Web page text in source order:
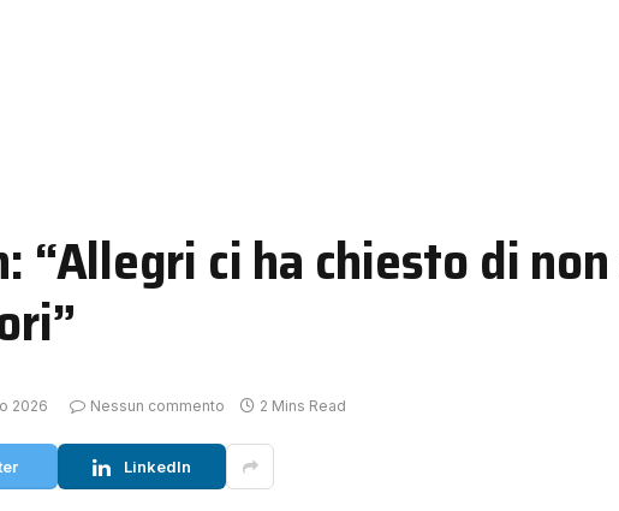
“Allegri ci ha chiesto di
2026
Nessun commento 2 Mins Read
LinkedIn